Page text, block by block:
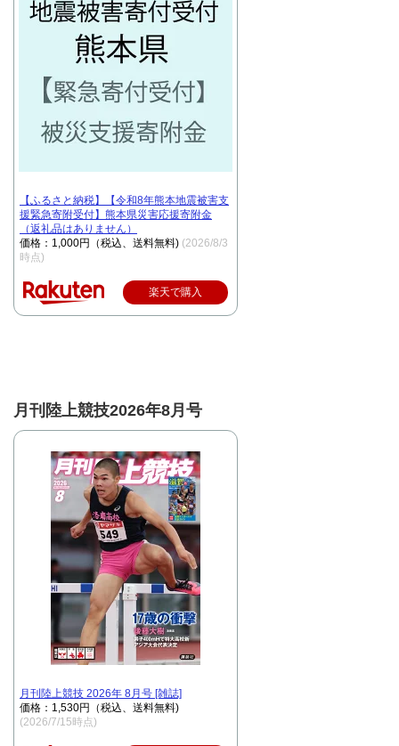
【ふるさと納税】【令和8年熊本地震被害支
援緊急寄附受付】熊本県災害応援寄附金
（返礼品はありません）
価格：1,000円（税込、送料無料) (2026/8/3
時点)
楽天で購入
月刊陸上競技2026年8月号
月刊陸上競技 2026年 8月号 [雑誌]
価格：1,530円（税込、送料無料)
(2026/7/15時点)